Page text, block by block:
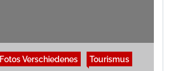
Fotos Verschiedenes Tourismus